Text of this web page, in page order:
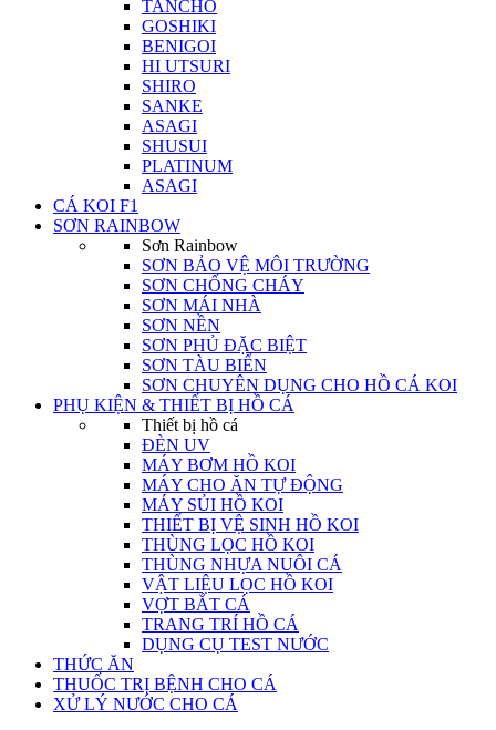
TANCHO
GOSHIKI
BENIGOI
HI UTSURI
SHIRO
SANKE
ASAGI
SHUSUI
PLATINUM
ASAGI
CÁ KOI F1
SƠN RAINBOW
Sơn Rainbow
SƠN BẢO VỆ MÔI TRƯỜNG
SƠN CHỐNG CHÁY
SƠN MÁI NHÀ
SƠN NỀN
SƠN PHỦ ĐẶC BIỆT
SƠN TÀU BIỂN
SƠN CHUYÊN DỤNG CHO HỒ CÁ KOI
PHỤ KIỆN & THIẾT BỊ HỒ CÁ
Thiết bị hồ cá
ĐÈN UV
MÁY BƠM HỒ KOI
MÁY CHO ĂN TỰ ĐỘNG
MÁY SỦI HỒ KOI
THIẾT BỊ VỆ SINH HỒ KOI
THÙNG LỌC HỒ KOI
THÙNG NHỰA NUÔI CÁ
VẬT LIỆU LỌC HỒ KOI
VỢT BẮT CÁ
TRANG TRÍ HỒ CÁ
DỤNG CỤ TEST NƯỚC
THỨC ĂN
THUỐC TRỊ BỆNH CHO CÁ
XỬ LÝ NƯỚC CHO CÁ